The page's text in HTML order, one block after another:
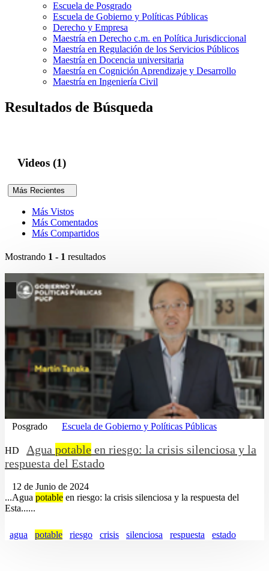
Escuela de Posgrado
Escuela de Gobierno y Políticas Públicas
Derecho y Empresa
Maestría en Derecho c.m. en Política Jurisdiccional
Maestría en Regulación de los Servicios Públicos
Maestría en Docencia universitaria
Maestría en Cognición Aprendizaje y Desarrollo
Maestría en Ingeniería Civil
Resultados de Búsqueda
Videos (1)
Más Recientes
Más Vistos
Más Comentados
Más Compartidos
Mostrando 1 - 1 resultados
Posgrado Escuela de Gobierno y Políticas Públicas
HD Agua potable en riesgo: la crisis silenciosa y la
respuesta del Estado
12 de Junio de 2024
...Agua potable en riesgo: la crisis silenciosa y la respuesta del
Esta......
agua potable riesgo crisis silenciosa respuesta estado